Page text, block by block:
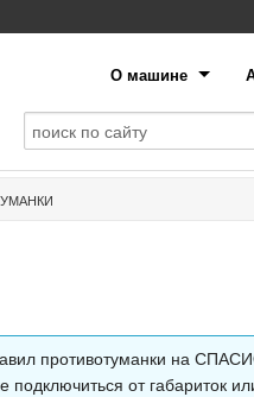
О машине
противотуманки на
от габариток